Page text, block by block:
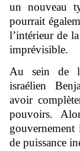
un nouveau
pourrait
l’intérieur de
imprévisible.
Au sein de
israélien
avoir
pouvoirs.
gouvernement
de puissance